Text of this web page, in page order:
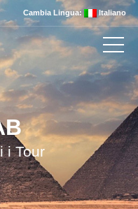
Cambia Lingua: Italiano
i Tour